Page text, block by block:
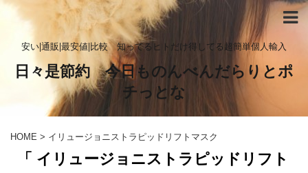
安い|通販|最安値|比較 知ってるヒトだけ得してる超簡単個人輸入
日々是節約 今日ものんべんだらりとポ
チっとな
HOME > イリュージョニストラピッドリフトマスク
「 イリュージョニストラピッドリフト